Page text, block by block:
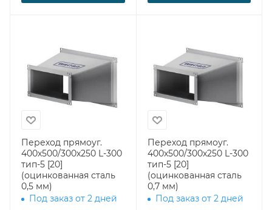
Переход прямоуг.
400х500/300х250 L-300
тип-5 [20]
(оцинкованная сталь
0,5 мм)
Под заказ от 2 дней
Переход прямоуг.
400х500/300х250 L-300
тип-5 [20]
(оцинкованная сталь
0,7 мм)
Под заказ от 2 дней